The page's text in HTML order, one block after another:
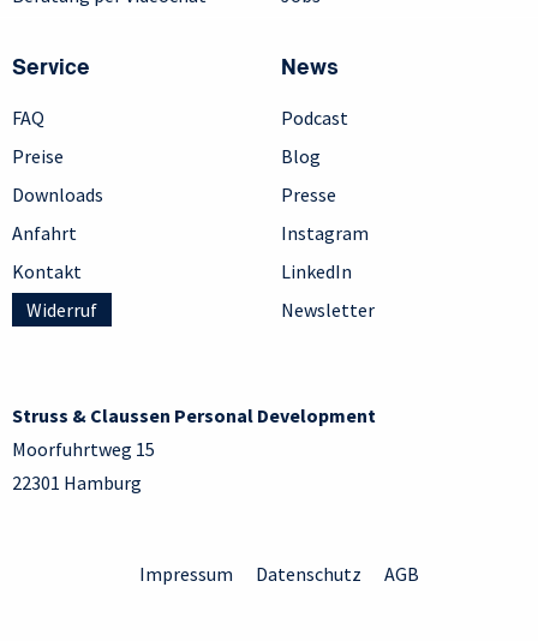
Service
FAQ
Preise
Downloads
Anfahrt
Kontakt
Widerruf
News
Podcast
Blog
Presse
Instagram
LinkedIn
Newsletter
Struss & Claussen Personal Development
Moorfuhrtweg 15
22301 Hamburg
Impressum Datenschutz AGB